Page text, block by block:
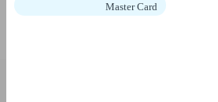
Master Card